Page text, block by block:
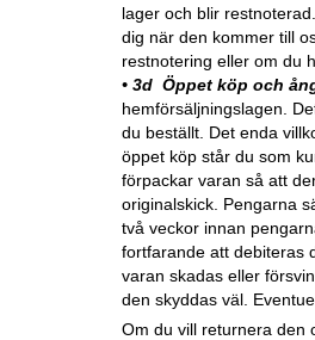
lager och blir
dig när den kommer till
restnotering eller om du
• 3d Öppet köp och
hemförsäljningslagen.
du beställt. Det enda
öppet köp står du som
förpackar varan så att
originalskick. Pengarna
två veckor innan
fortfarande att debiteras
varan skadas eller
den skyddas väl.
Om du vill returnera den